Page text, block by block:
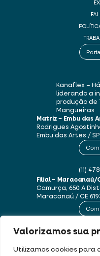
Valorizamos sua
Utilizamos cookies para
Kanaflex –
liderando a
produção de
Mangueiras
Matriz – Embu das
Rodrigues
Embu das Artes / SP
(11)
Filial – Maracanaú/
Camurça, 650 A
Maracanaú / CE
(85)